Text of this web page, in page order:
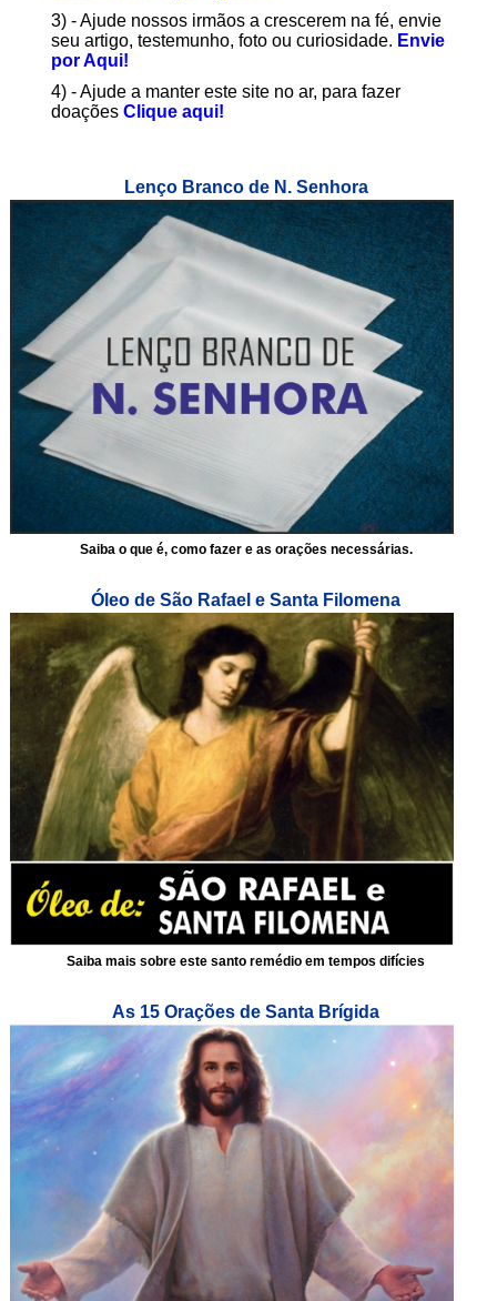
3) - Ajude nossos irmãos a crescerem na fé, envie
seu artigo, testemunho, foto ou curiosidade. Envie
por Aqui!
4) - Ajude a manter este site no ar, para fazer
doações Clique aqui!
Lenço Branco de N. Senhora
Saiba o que é, como fazer e as orações necessárias.
Óleo de São Rafael e Santa Filomena
Saiba mais sobre este santo remédio em tempos difícies
As 15 Orações de Santa Brígida